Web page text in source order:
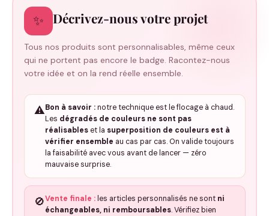
✨ Décrivez-nous votre projet
Tous nos produits sont personnalisables, même ceux
qui ne portent pas encore le badge. Racontez-nous
votre idée et on la rend réelle ensemble.
⚠️Bon à savoir :notre technique est le flocage à chaud.
Les dégradés de couleurs ne sont pas
réalisableset la superposition de couleurs est à
vérifier ensemble au cas par cas. On valide toujours
la faisabilité avec vous avant de lancer — zéro
mauvaise surprise.
🚫Vente finale :les articles personnalisés ne sont ni
échangeables, ni remboursables. Vérifiez bien